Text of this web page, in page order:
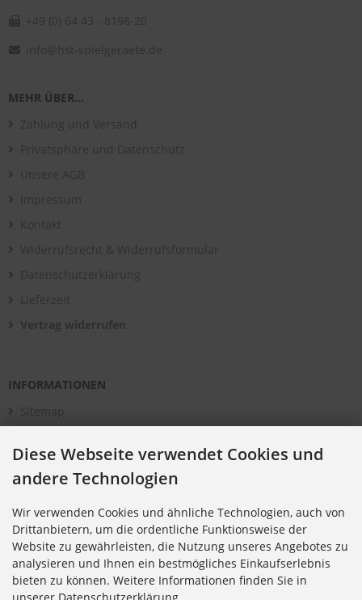
+49 (0) 64 43 - 8198-20
info@hst-spielgeraete.de
MEHR ÜBER...
Zahlung und Versand
Privatsphäre und Datenschutz
Unsere AGB
Impressum
Kontakt
Widerrufsrecht & Widerrufsformular
Datenschutzerklärung
Lieferzeit
Vertrag widerrufen
INFORMATIONEN
Sitemap
Aktuelles
Über uns
Bildergalerie
Kataloge
Infomaterial
Cookie Einstellungen
Diese Webseite verwendet Cookies und
andere Technologien
Wir verwenden Cookies und ähnliche Technologien, auch von
Drittanbietern, um die ordentliche Funktionsweise der
Website zu gewährleisten, die Nutzung unseres Angebotes zu
analysieren und Ihnen ein bestmögliches Einkaufserlebnis
bieten zu können. Weitere Informationen finden Sie in